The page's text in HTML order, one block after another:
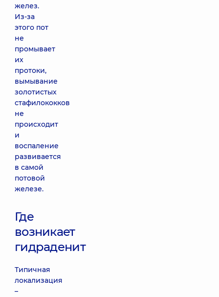
желез.
Из-за
этого пот
не
промывает
их
протоки,
вымывание
золотистых
стафилококков
не
происходит
и
воспаление
развивается
в самой
потовой
железе.
Где
возникает
гидраденит
Типичная
локализация
–